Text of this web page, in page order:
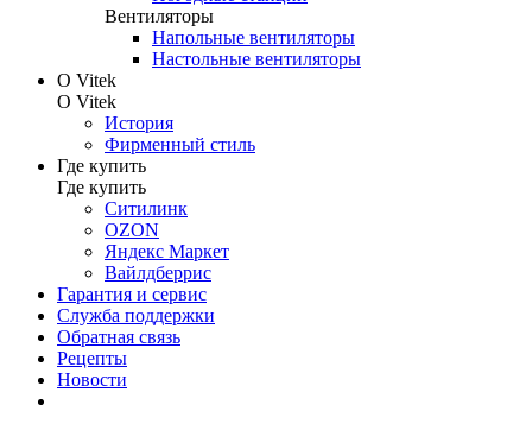
Вентиляторы
Напольные вентиляторы
Настольные вентиляторы
О Vitek
О Vitek
История
Фирменный стиль
Где купить
Где купить
Ситилинк
OZON
Яндекс Маркет
Вайлдберрис
Гарантия и сервис
Служба поддержки
Обратная связь
Рецепты
Новости